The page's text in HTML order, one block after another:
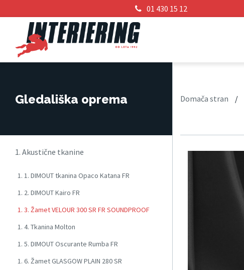
01 430 15 12
Gledališka oprema
1. Akustične tkanine
1. 1. DIMOUT tkanina Opaco Katana FR
1. 2. DIMOUT Kairo FR
1. 3. Žamet VELOUR 300 SR FR SOUNDPROOF
1. 4. Tkanina Molton
1. 5. DIMOUT Oscurante Rumba FR
1. 6. Žamet GLASGOW PLAIN 280 SR
Domača stran /